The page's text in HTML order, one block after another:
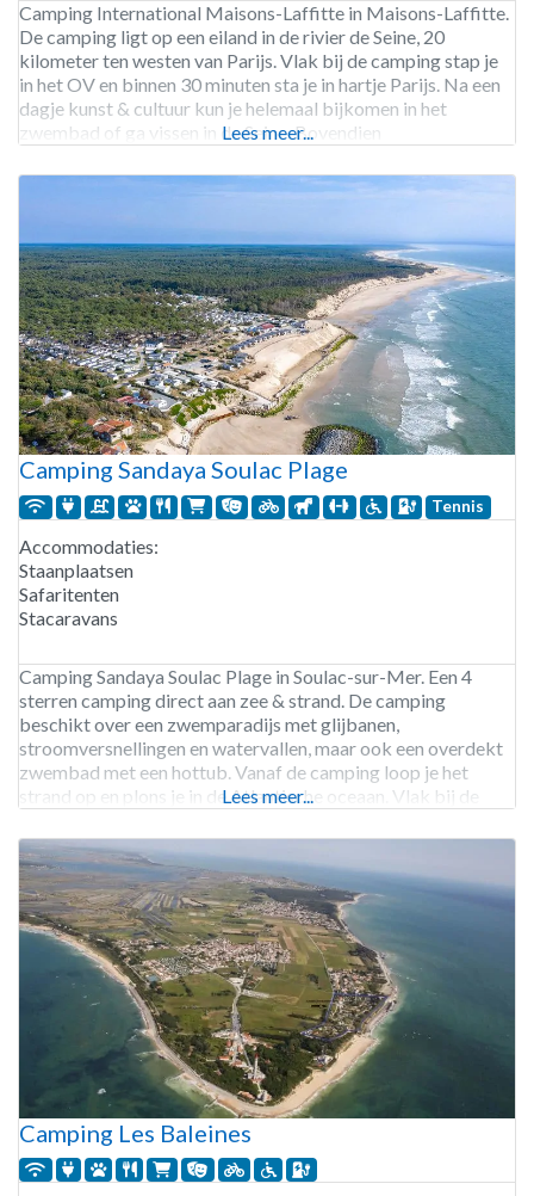
Camping International Maisons-Laffitte in Maisons-Laffitte.
De camping ligt op een eiland in de rivier de Seine, 20
kilometer ten westen van Parijs. Vlak bij de camping stap je
in het OV en binnen 30 minuten sta je in hartje Parijs. Na een
dagje kunst & cultuur kun je helemaal bijkomen in het
zwembad of ga vissen in de Seine. Bovendien
Lees meer...
Camping Sandaya Soulac Plage
Tennis
Accommodaties:
Staanplaatsen
Safaritenten
Stacaravans
Camping Sandaya Soulac Plage in Soulac-sur-Mer. Een 4
sterren camping direct aan zee & strand. De camping
beschikt over een zwemparadijs met glijbanen,
stroomversnellingen en watervallen, maar ook een overdekt
zwembad met een hottub. Vanaf de camping loop je het
strand op en plons je in de Atlantische oceaan. Vlak bij de
Lees meer...
Camping Les Baleines